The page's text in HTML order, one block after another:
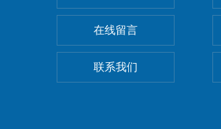
BORE模块
在线留言
联系我们